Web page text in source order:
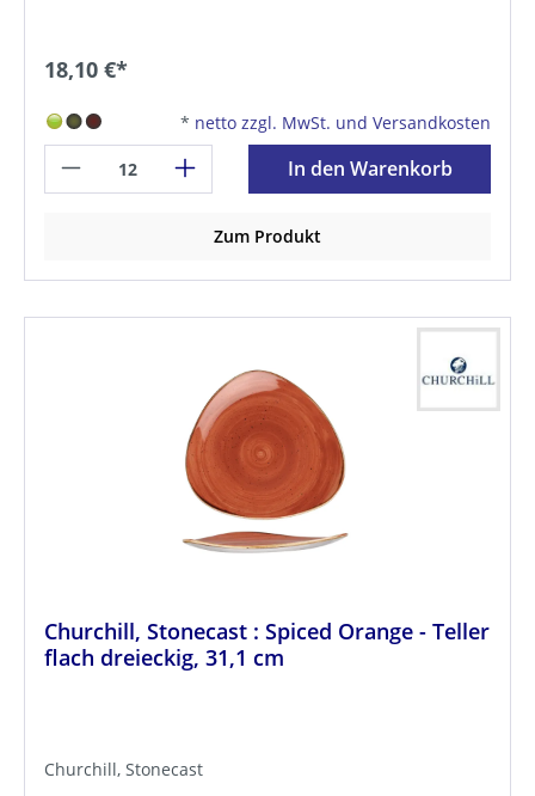
18,10 €*
* netto zzgl. MwSt. und Versandkosten
In den Warenkorb
Zum Produkt
Churchill, Stonecast : Spiced Orange - Teller
flach dreieckig, 31,1 cm
Churchill, Stonecast